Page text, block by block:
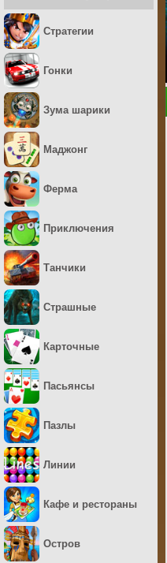
Стратегии
Гонки
Зума шарики
Маджонг
Ферма
Приключения
Танчики
Страшные
Карточные
Пасьянсы
Пазлы
Линии
Кафе и рестораны
Остров